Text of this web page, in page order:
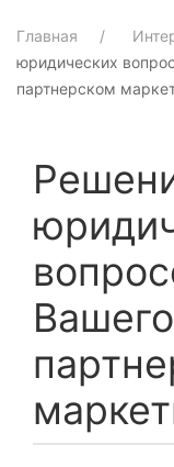
Главная
юридических
партнерском